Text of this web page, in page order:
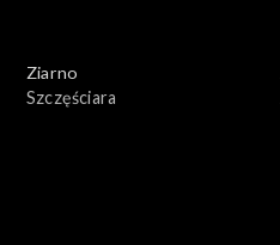
Ziarno
Szczęściara